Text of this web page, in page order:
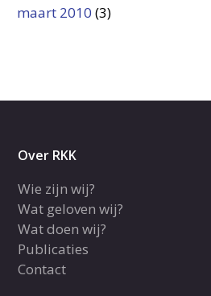
maart 2010 (3)
Over RKK
Wie zijn wij?
Wat geloven wij?
Wat doen wij?
Publicaties
Contact